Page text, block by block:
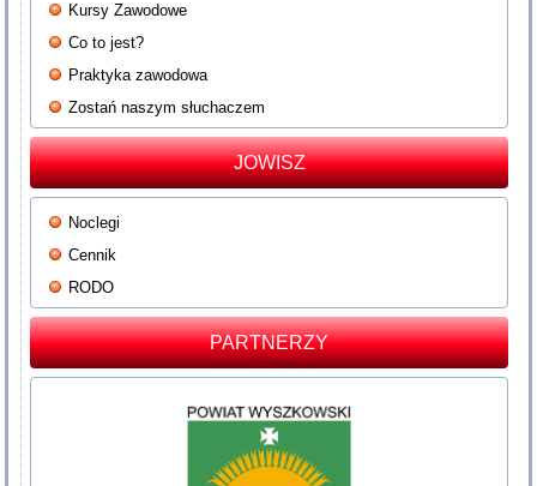
Kursy Zawodowe
Co to jest?
Praktyka zawodowa
Zostań naszym słuchaczem
JOWISZ
Noclegi
Cennik
RODO
PARTNERZY